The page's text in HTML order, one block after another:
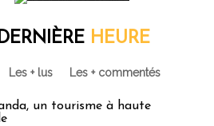
HEURE
Les + lus Les + commentés
un tourisme à haute